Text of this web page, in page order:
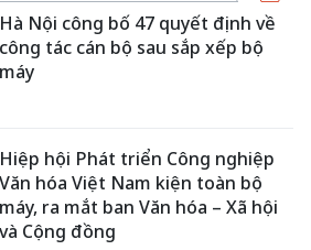
Hà Nội công bố 47 quyết định về
công tác cán bộ sau sắp xếp bộ
máy
Hiệp hội Phát triển Công nghiệp
Văn hóa Việt Nam kiện toàn bộ
máy, ra mắt ban Văn hóa – Xã hội
và Cộng đồng